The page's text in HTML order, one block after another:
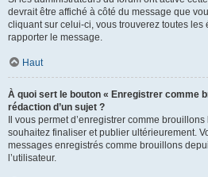
devrait être affiché à côté du message que
cliquant sur celui-ci, vous trouverez toutes les
rapporter le message.
Haut
À quoi sert le bouton « Enregistrer comme
rédaction d’un sujet ?
Il vous permet d’enregistrer comme
souhaitez finaliser et publier ultérieurement.
messages enregistrés comme brouillons
l’utilisateur.